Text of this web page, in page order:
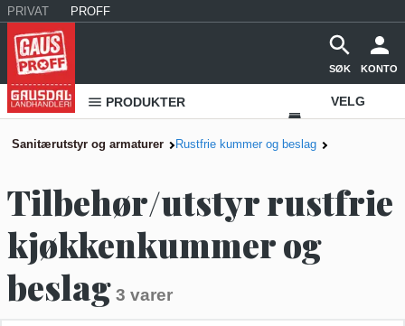
PRIVAT PROFF
SØK KONTO
PRODUKTER VELG
OSS
Sanitærutstyr og armaturer Rustfrie kummer og beslag
Tilbehør/utstyr rustfrie
kjøkkenkummer og
beslag 3 varer